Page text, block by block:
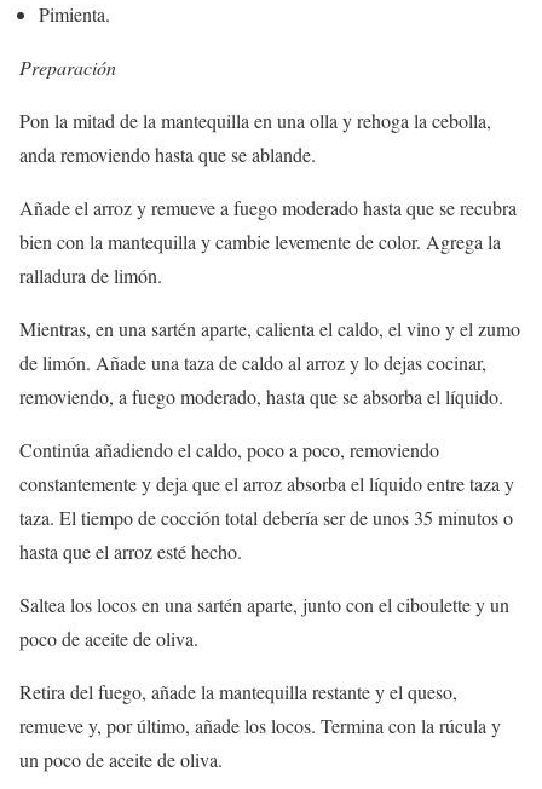
Pimienta.
Preparación
Pon la mitad de la mantequilla en una olla y rehoga la cebolla,
anda removiendo hasta que se ablande.
Añade el arroz y remueve a fuego moderado hasta que se recubra
bien con la mantequilla y cambie levemente de color. Agrega la
ralladura de limón.
Mientras, en una sartén aparte, calienta el caldo, el vino y el zumo
de limón. Añade una taza de caldo al arroz y lo dejas cocinar,
removiendo, a fuego moderado, hasta que se absorba el líquido.
Continúa añadiendo el caldo, poco a poco, removiendo
constantemente y deja que el arroz absorba el líquido entre taza y
taza. El tiempo de cocción total debería ser de unos 35 minutos o
hasta que el arroz esté hecho.
Saltea los locos en una sartén aparte, junto con el ciboulette y un
poco de aceite de oliva.
Retira del fuego, añade la mantequilla restante y el queso,
remueve y, por último, añade los locos. Termina con la rúcula y
un poco de aceite de oliva.